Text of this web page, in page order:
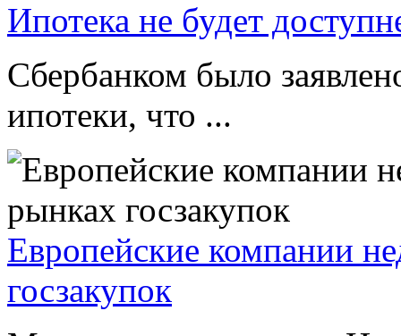
Ипотека не будет
Сбербанком было
ипотеки, что ...
Европейские компании
госзакупок